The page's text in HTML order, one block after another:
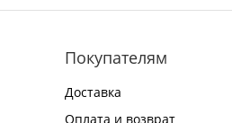
Покупателям
Доставка
Оплата и возврат